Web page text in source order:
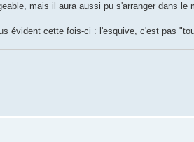
mais il aura aussi pu s'arranger dans le
évident cette fois-ci : l'esquive, c'est pas